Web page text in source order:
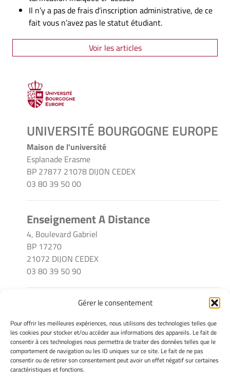
Gérer le consentement
Pour offrir les meilleures expériences, nous utilisons des technologies telles que
les cookies pour stocker et/ou accéder aux informations des appareils. Le fait de
consentir à ces technologies nous permettra de traiter des données telles que le
comportement de navigation ou les ID uniques sur ce site. Le fait de ne pas
consentir ou de retirer son consentement peut avoir un effet négatif sur certaines
caractéristiques et fonctions.
Il n’y a pas de frais d’inscription administrative, de ce
fait vous n’avez pas le statut étudiant.
Voir les articles
UNIVERSITÉ BOURGOGNE EUROPE
Maison de l'université
Esplanade Erasme
BP 27877 21078 DIJON CEDEX
03 80 39 50 00
Enseignement A Distance
4, Boulevard Gabriel
BP 17270
21072 DIJON CEDEX
03 80 39 50 90
INFORMATIONS LÉGALES
Mentions légales
Gérer mes cookies
Déclaration de confidentialité
Avertissement